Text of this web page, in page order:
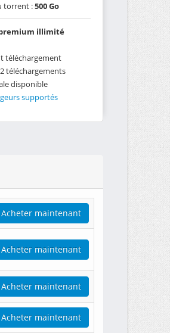
torrent :500 Go
illimité
téléchargement
téléchargements
disponible
supportés
Acheter maintenant
Acheter maintenant
Acheter maintenant
Acheter maintenant